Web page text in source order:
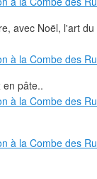
avec Noël, l'art
en pâte..